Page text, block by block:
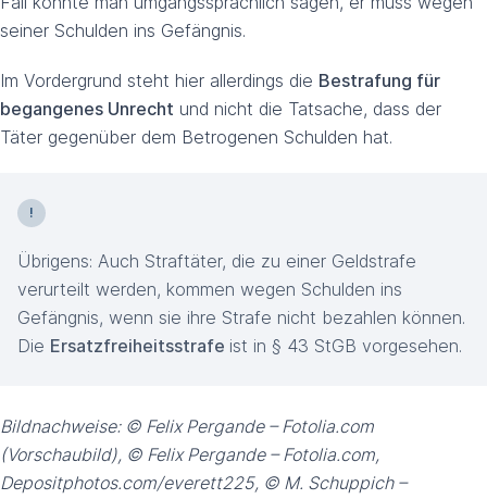
seiner Schulden ins Gefängnis.
Im Vordergrund steht hier allerdings die Bestrafung für
begangenes Unrecht und nicht die Tatsache, dass der
Täter gegenüber dem Betrogenen Schulden hat.
Übrigens: Auch Straftäter, die zu einer Geldstrafe
verurteilt werden, kommen wegen Schulden ins
Gefängnis, wenn sie ihre Strafe nicht bezahlen können.
Die Ersatzfreiheitsstrafe ist in § 43 StGB vorgesehen.
Bildnachweise: © Felix Pergande – Fotolia.com
(Vorschaubild), © Felix Pergande – Fotolia.com,
Depositphotos.com/everett225, © M. Schuppich –